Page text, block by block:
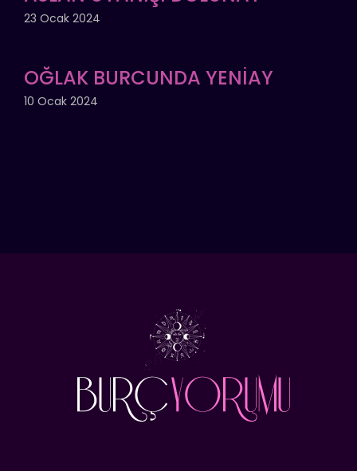
23 Ocak 2024
OĞLAK BURCUNDA YENİAY
10 Ocak 2024